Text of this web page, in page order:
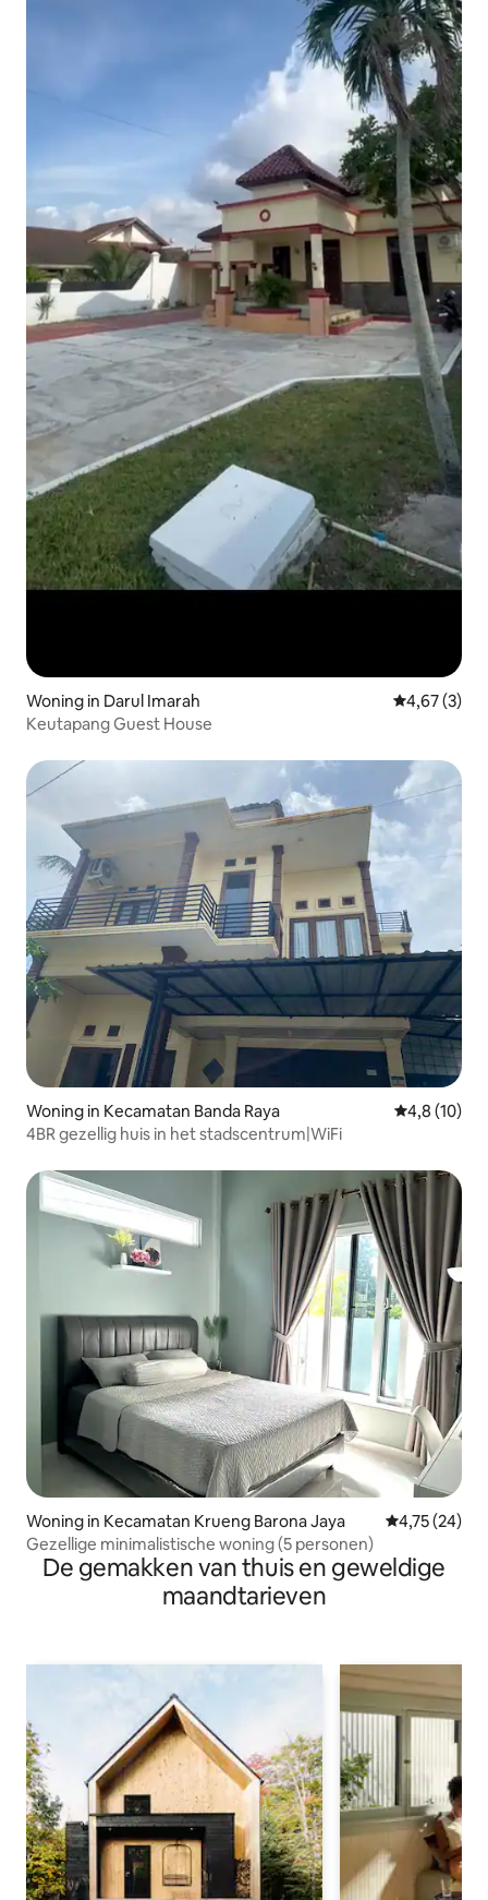
Woning in Darul Imarah
4,67 (3)
Keutapang Guest House
Woning in Kecamatan Banda Raya
4,8 (10)
4BR gezellig huis in het stadscentrum|WiFi
Woning in Kecamatan Krueng Barona Jaya Gemiddelde
4,75 (24)
Gezellige minimalistische woning (5 personen)
De gemakken van thuis en geweldige
maandtarieven